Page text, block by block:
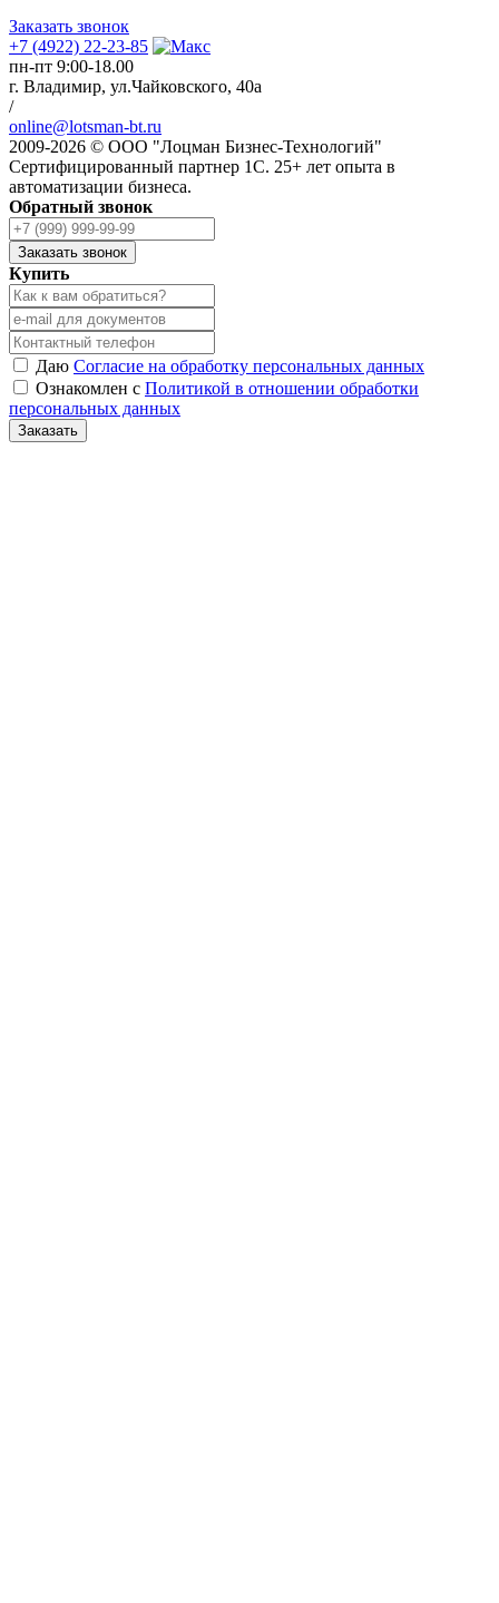
Заказать звонок
+7 (4922) 22-23-85
пн-пт 9:00-18.00
г. Владимир, ул.Чайковского, 40а
/
online@lotsman-bt.ru
2009-2026 © ООО "Лоцман Бизнес-Технологий"
Сертифицированный партнер 1С. 25+ лет опыта в
автоматизации бизнеса.
Обратный звонок
Заказать звонок
Купить
Даю Согласие на обработку персональных данных
Ознакомлен с Политикой в отношении обработки
персональных данных